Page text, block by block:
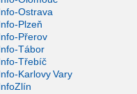
Ostrava
Plzeň
Přerov
Tábor
Třebíč
Karlovy Vary